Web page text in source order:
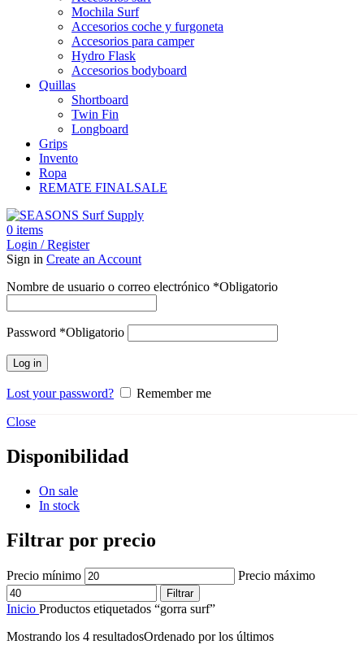
Mochila Surf
Accesorios coche y furgoneta
Accesorios para camper
Hydro Flask
Accesorios bodyboard
Quillas
Shortboard
Twin Fin
Longboard
Grips
Invento
Ropa
REMATE FINALSALE
0 items
Login / Register
Sign in Create an Account
Nombre de usuario o correo electrónico *Obligatorio
Password *Obligatorio
Log in
Lost your password? Remember me
Close
Disponibilidad
On sale
In stock
Filtrar por precio
Precio mínimo Precio máximo
Filtrar
Inicio Productos etiquetados “gorra surf”
Mostrando los 4 resultadosOrdenado por los últimos